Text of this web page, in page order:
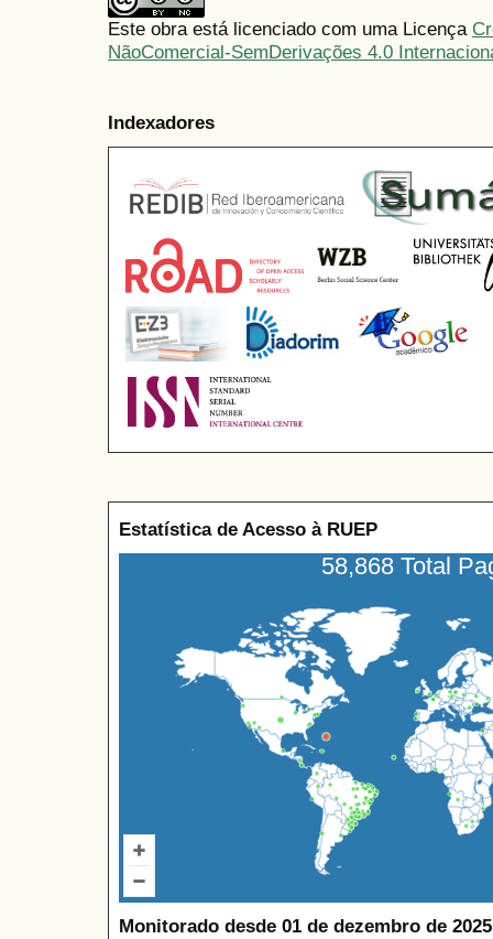
Este obra está licenciado com uma Licença
NãoComercial-SemDerivações 4.0
Indexadores
Estatística de Acesso à RUEP
58,868 Total
Monitorado desde 01 de dezembro de